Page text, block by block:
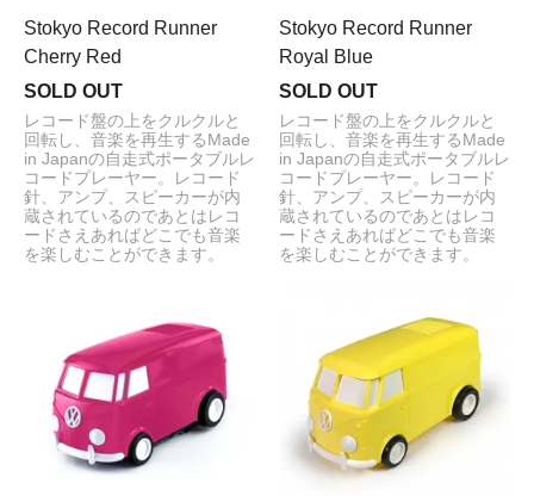
Stokyo Record Runner
Cherry Red
SOLD OUT
レコード盤の上をクルクルと
回転し、音楽を再生するMade
in Japanの自走式ポータブルレ
コードプレーヤー。レコード
針、アンプ、スピーカーが内
蔵されているのであとはレコ
ードさえあればどこでも音楽
を楽しむことができます。
Stokyo Record Runner
Royal Blue
SOLD OUT
レコード盤の上をクルクルと
回転し、音楽を再生するMade
in Japanの自走式ポータブルレ
コードプレーヤー。レコード
針、アンプ、スピーカーが内
蔵されているのであとはレコ
ードさえあればどこでも音楽
を楽しむことができます。